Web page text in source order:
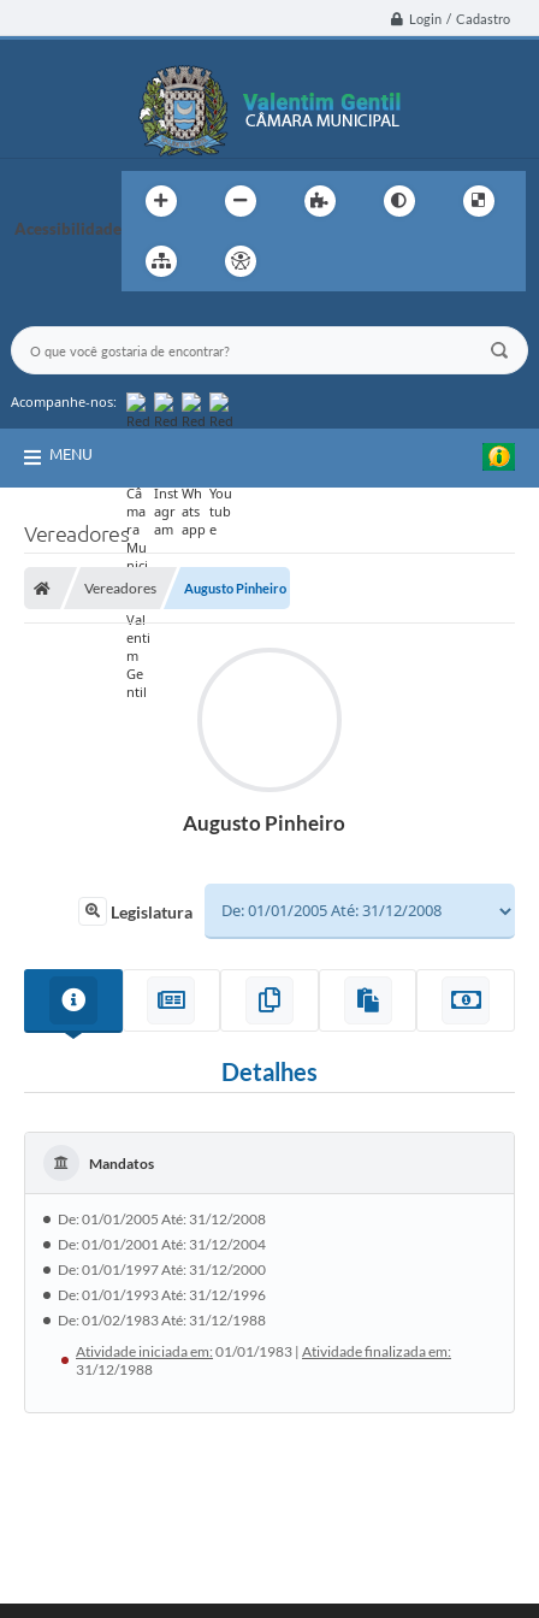
Login / Cadastro
Acessibilidade
Acompanhe-nos:
MENU
Vereadores
Vereadores Augusto Pinheiro
Augusto Pinheiro
Legislatura
Detalhes
Mandatos
De: 01/01/2005 Até: 31/12/2008
De: 01/01/2001 Até: 31/12/2004
De: 01/01/1997 Até: 31/12/2000
De: 01/01/1993 Até: 31/12/1996
De: 01/02/1983 Até: 31/12/1988
Atividade iniciada em: 01/01/1983 | Atividade finalizada em:
31/12/1988